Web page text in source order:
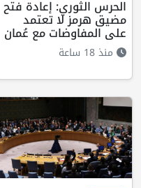
الحرس الثوري: إعادة فتح
مضيق هرمز لا تعتمد
على المفاوضات مع عُمان
منذ 18 ساعة